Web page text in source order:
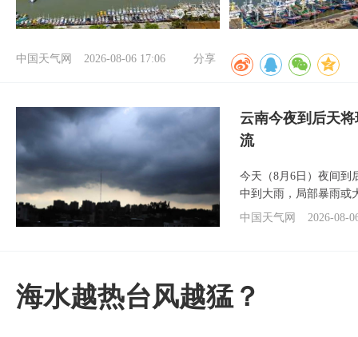
中国天气网 2026-08-06 17:06 分享
云南今夜到后天
流
今天（8月6日）夜间到
中到大雨，局部暴雨或
中国天气网
2026-08-
海水越热台风越猛？